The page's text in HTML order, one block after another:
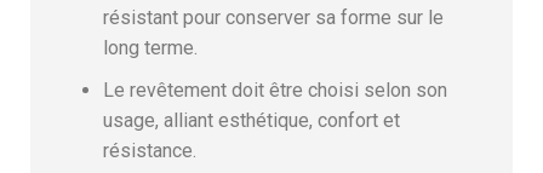
résistant pour conserver sa forme sur le
long terme.
Le revêtement doit être choisi selon son
usage, alliant esthétique, confort et
résistance.